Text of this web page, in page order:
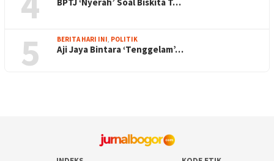
5 BERITA HARI INI, POLITIK
Aji Jaya Bintara ‘Tenggelam’…